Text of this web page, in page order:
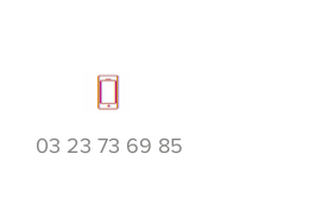
03 23 73 69 85